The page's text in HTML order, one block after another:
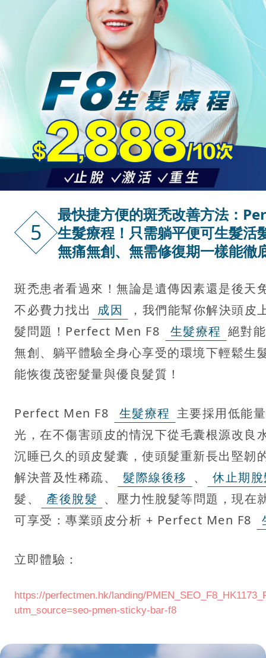
5
最快捷方便的斑禿改善方法：
生髮療程！只需躺平便可生髮活
無痛無創、無需修復期一樣能徹
斑禿患者看過來！無論是遺傳因素還是後天
不必費力找出 成因
，我們能幫你解決頭皮
髮問題！Perfect Men F8
生髮療程 絕對
無創、躺平體驗全身心享受的環境下輕鬆生
能恢復茂密髮量與優良髮質！
Perfect Men F8 生髮療程 主要採用低能
光，在不傷害頭皮的情況下從毛囊根源改良
沉睡已久的頭皮髮囊，使頭髮重新長出堅韌
解決普及性稀疏、
髮際線後移 、
休止期
髮、
產後脫髮 、壓力性脫髮等問題，現在
可享受：專業頭皮分析 + Perfect Men F8
立即體驗：
https://perfectmen.hk/landing/
utm_source=seo-pmen-sticky-bar-f8